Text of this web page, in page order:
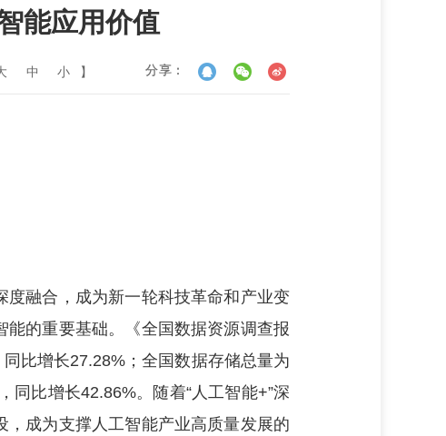
能应用价值
中 小 】 分享：
融合，成为新一轮科技革命和产业变
的重要基础。《全国数据资源调查报
比增长27.28%；全国数据存储总量为
比增长42.86%。随着“人工智能+”深
成为支撑人工智能产业高质量发展的